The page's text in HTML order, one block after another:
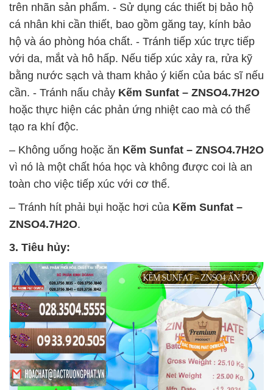
trên nhãn sản phẩm. - Sử dụng các thiết bị bảo hộ
cá nhân khi cần thiết, bao gồm găng tay, kính bảo
hộ và áo phòng hóa chất. - Tránh tiếp xúc trực tiếp
với da, mắt và hô hấp. Nếu tiếp xúc xảy ra, rửa kỹ
bằng nước sạch và tham khảo ý kiến của bác sĩ nếu
cần. - Tránh nấu chảy Kẽm Sunfat – ZNSO4.7H2O
hoặc thực hiện các phản ứng nhiệt cao mà có thể
tạo ra khí độc.
– Không uống hoặc ăn Kẽm Sunfat – ZNSO4.7H2O
vì nó là một chất hóa học và không được coi là an
toàn cho việc tiếp xúc với cơ thể.
– Tránh hít phải bụi hoặc hơi của Kẽm Sunfat –
ZNSO4.7H2O.
3. Tiêu hủy: